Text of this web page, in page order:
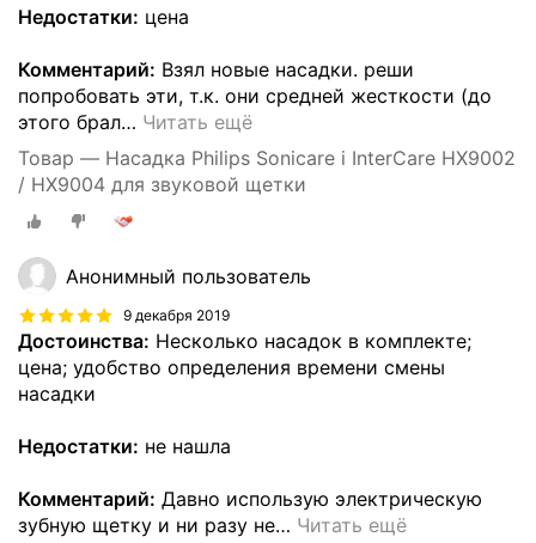
Недостатки: цена
Комментарий: Взял новые насадки. реши
попробовать эти, т.к. они средней жесткости (до
этого брал… Читать ещё
Товар — Насадка Philips Sonicare i InterCare HX9002
/ HX9004 для звуковой щетки
Анонимный пользователь
9 декабря 2019
Достоинства: Несколько насадок в комплекте;
цена; удобство определения времени смены
насадки
Недостатки: не нашла
Комментарий: Давно использую электрическую
зубную щетку и ни разу не… Читать ещё